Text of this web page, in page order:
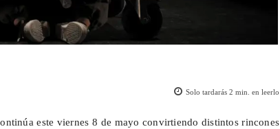
Solo tardarás2 min. en leerlo
este viernes 8 de mayo convirtiendo distintos rincones